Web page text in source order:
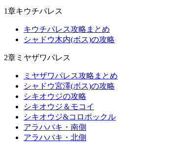
1章キウチパレス
キウチパレス攻略まとめ
シャドウ木内(ボス)の攻略
2章ミヤザワパレス
ミヤザワパレス攻略まとめ
シャドウ宮澤(ボス)の攻略
シキオウジの攻略
シキオウジ＆モコイ
シキオウジ&コロポックル
アラハバキ・南側
アラハバキ・北側